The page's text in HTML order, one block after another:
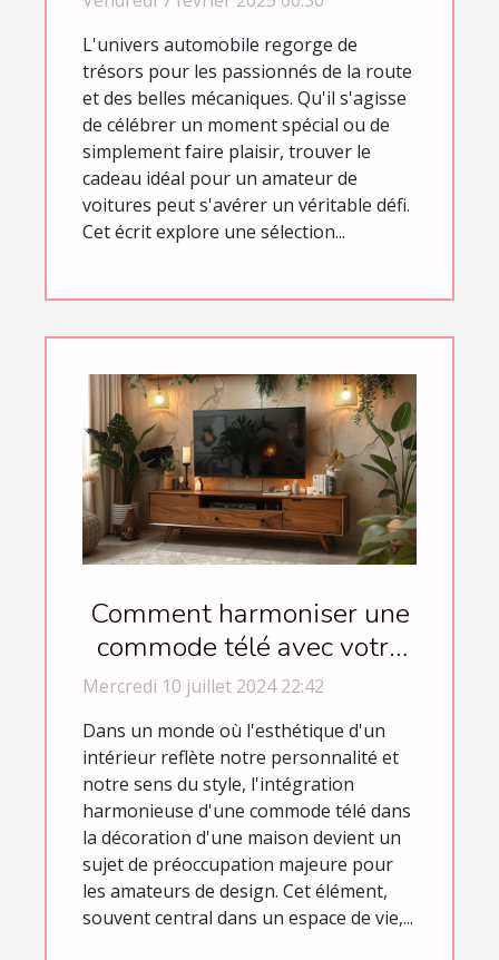
L'univers automobile regorge de
trésors pour les passionnés de la route
et des belles mécaniques. Qu'il s'agisse
de célébrer un moment spécial ou de
simplement faire plaisir, trouver le
cadeau idéal pour un amateur de
voitures peut s'avérer un véritable défi.
Cet écrit explore une sélection...
Comment harmoniser une
commode télé avec votre
décoration intérieure
Mercredi 10 juillet 2024 22:42
Dans un monde où l'esthétique d'un
intérieur reflète notre personnalité et
notre sens du style, l'intégration
harmonieuse d'une commode télé dans
la décoration d'une maison devient un
sujet de préoccupation majeure pour
les amateurs de design. Cet élément,
souvent central dans un espace de vie,...